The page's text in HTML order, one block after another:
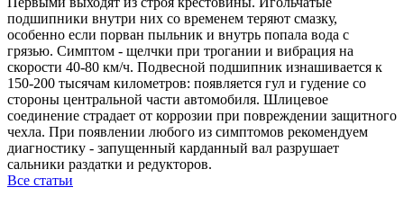
подшипники внутри них со временем теряют смазку,
особенно если порван пыльник и внутрь попала вода с
грязью. Симптом - щелчки при трогании и вибрация на
скорости 40-80 км/ч. Подвесной подшипник изнашивается к
150-200 тысячам километров: появляется гул и гудение со
стороны центральной части автомобиля. Шлицевое
соединение страдает от коррозии при повреждении защитного
чехла. При появлении любого из симптомов рекомендуем
диагностику - запущенный карданный вал разрушает
сальники раздатки и редукторов.
Все статьи